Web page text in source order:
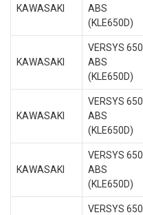
KAWASAKI
ABS
(KLE650D)
KAWASAKI
VERSYS 650
ABS
(KLE650D)
KAWASAKI
VERSYS 650
ABS
(KLE650D)
KAWASAKI
VERSYS 650
ABS
(KLE650D)
VERSYS 650